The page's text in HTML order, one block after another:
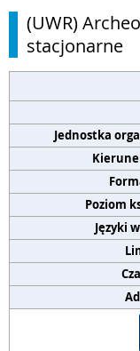
(UWR)
stacjonarne
Jednostka
Poziom
Języki